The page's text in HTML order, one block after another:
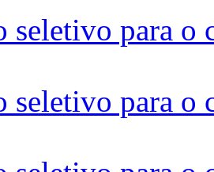
seletivo para
seletivo para